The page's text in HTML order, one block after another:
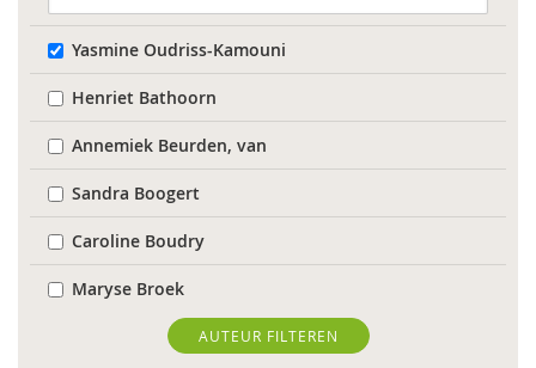
Yasmine Oudriss-Kamouni
Henriet Bathoorn
Annemiek Beurden, van
Sandra Boogert
Caroline Boudry
Maryse Broek
Kees Broekhof AUTEUR FILTEREN